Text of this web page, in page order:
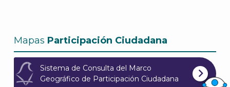
Mapas Participación Ciudadana
Sistema de Consulta del Marco
Geográfico de Participación Ciudadana